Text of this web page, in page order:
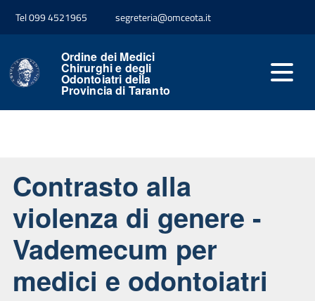
Tel 099 4521965 segreteria@omceota.it
Ordine dei Medici
Chirurghi e degli
Odontoiatri della
Provincia di Taranto
Contrasto alla
violenza di genere -
Vademecum per
medici e odontoiatri